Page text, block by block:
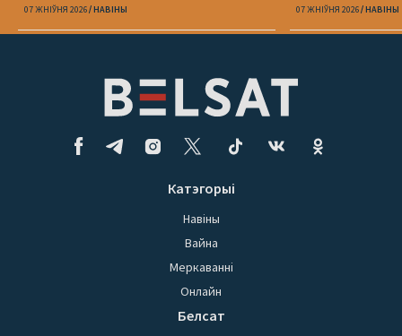
07 ЖНІЎНЯ 2026 НАВІНЫ 07 ЖНІЎНЯ 2026 НАВІНЫ
Катэгорыі
Навіны
Вайна
Меркаванні
Онлайн
Белсат